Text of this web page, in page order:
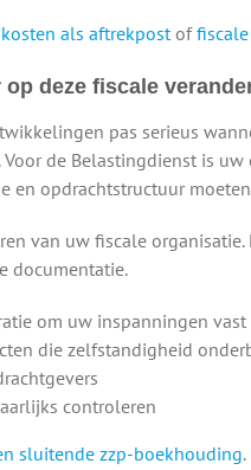
als aftrekpostof
deze fiscale
pas serieus
de Belastingdienst is
en opdrachtstructuur
van uw fiscale
documentatie.
om uw inspanningen
die zelfstandigheid
controleren
sluitende zzp-boekhouding.